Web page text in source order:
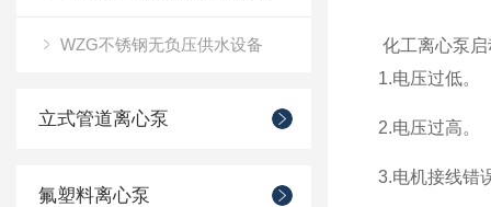
WZG不锈钢无负压供水设备
立式管道离心泵
氟塑料离心泵
化工离心泵
1.电压过低。
2.电压过高。
3.电机接线错